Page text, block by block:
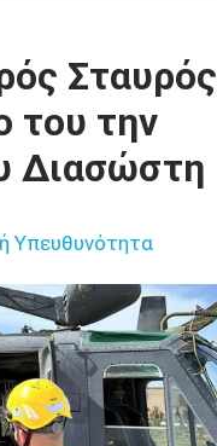
Σταυρός
του την
Διασώστη
Υπευθυνότητα